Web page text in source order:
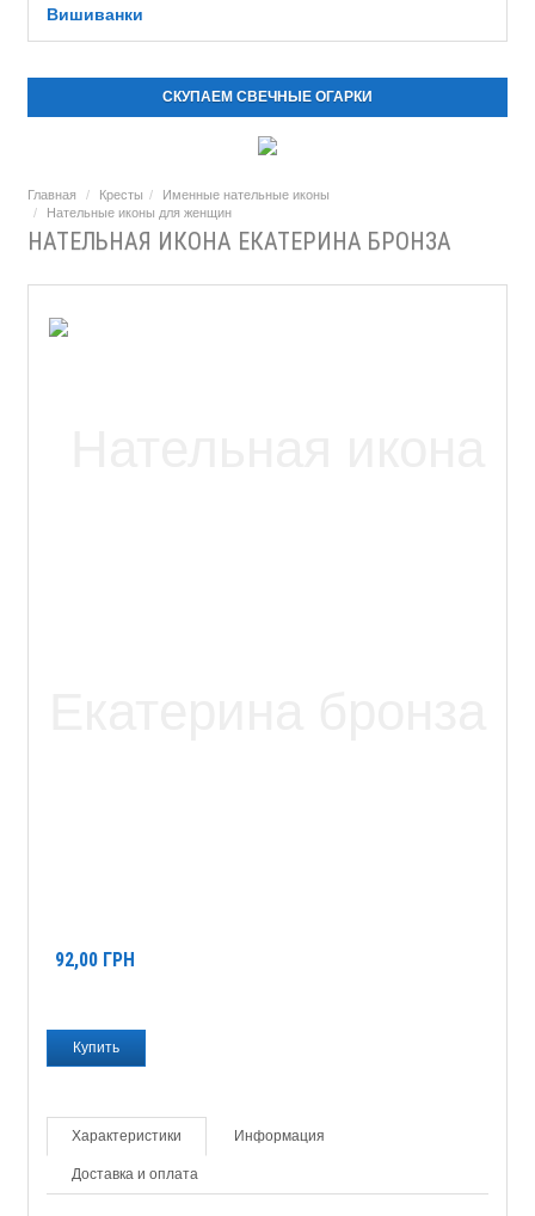
Вишиванки
СКУПАЕМ СВЕЧНЫЕ ОГАРКИ
Главная Кресты
Именные нательные иконы
Нательные иконы для женщин
НАТЕЛЬНАЯ ИКОНА ЕКАТЕРИНА БРОНЗА
92,00 ГРН
Характеристики Информация
Доставка и оплата